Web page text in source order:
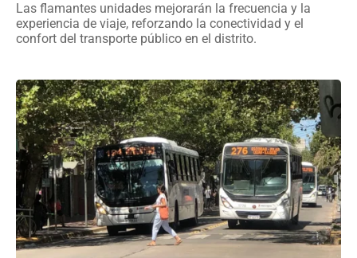
Las flamantes unidades mejorarán la frecuencia y la
experiencia de viaje, reforzando la conectividad y el
confort del transporte público en el distrito.